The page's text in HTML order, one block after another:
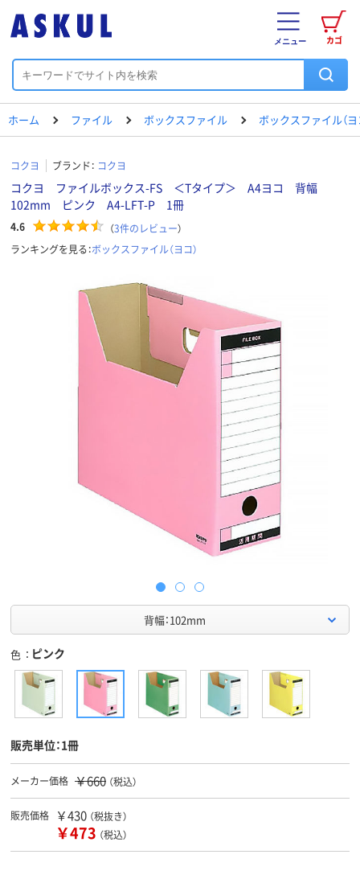
カゴ
メニュー
ホーム ファイル ボックスファイル ボックスファイル（ヨ
コクヨ ブランド： コクヨ
コクヨ ファイルボックス-FS ＜Tタイプ＞ A4ヨコ 背幅
102mm ピンク A4-LFT-P 1冊
4.6 （3件のレビュー）
ランキングを見る：ボックスファイル（ヨコ）
背幅：102mm
色 ピンク
販売単位：1冊
メーカー価格 ￥660 （税込）
販売価格 ￥430 （税抜き）
￥473 （税込）